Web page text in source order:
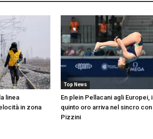
linea
in zona
Top News
En plein Pellacani agli Europei, il
quinto oro arriva nel sincro con
Pizzini